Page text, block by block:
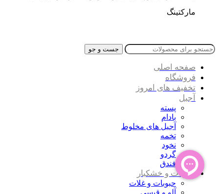
مارکتینگ
جست و جو
صفحه اصلی
فروشگاه
تخفیف های امروز
آجیل
پسته
بادام
آجیل های مخلوط
تخمه
نخود
گردو
فندق
حبوبات و خشکبار
حبوبات و غلات
آلو و قیسی